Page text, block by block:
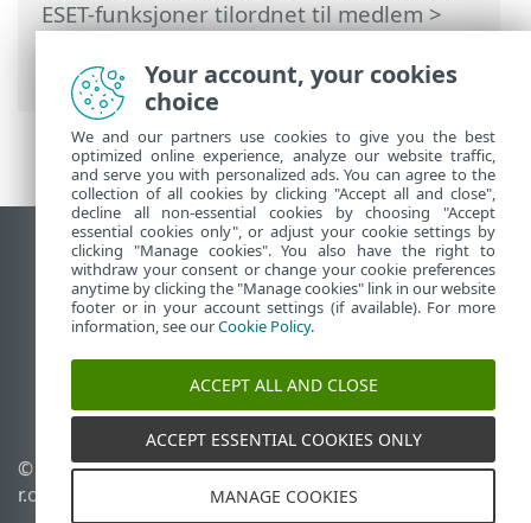
ESET-funksjoner tilordnet til medlem>
Anti-Theft > Optimalisering
Se fullversjon av siden
End of Life
ESET Kunnskapsbase
ESET Status Portal
Lokal støtte
© 1992 - 2026 ESET, spol. s
r.o. – Med enerett.
Administrer
informasjonskapsler
Your account, your cookies
choice
We and our partners use cookies to give you the best
optimized online experience, analyze our website traffic,
and serve you with personalized ads. You can agree to the
collection of all cookies by clicking "Accept all and close",
decline all non-essential cookies by choosing "Accept
essential cookies only", or adjust your cookie settings by
clicking "Manage cookies". You also have the right to
withdraw your consent or change your cookie preferences
anytime by clicking the "Manage cookies" link in our website
footer or in your account settings (if available). For more
information, see ourCookie Policy.
ACCEPT ALL AND CLOSE
ACCEPT ESSENTIAL COOKIES ONLY
MANAGE COOKIES